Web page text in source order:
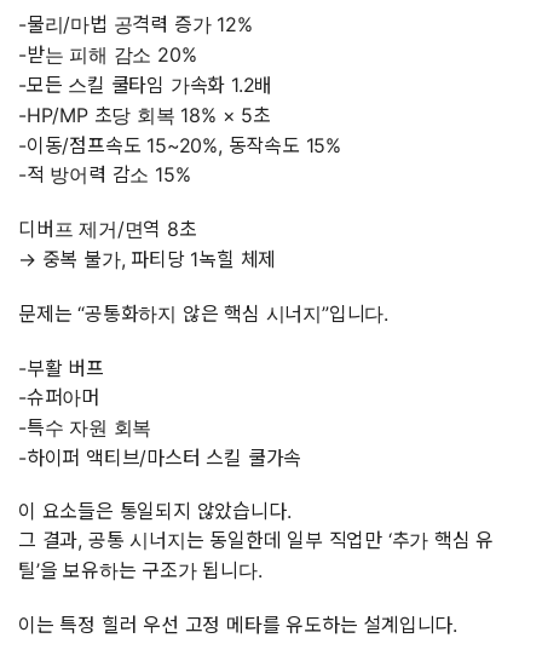
-물리/마법 공격력 증가 12%
-받는 피해 감소 20%
-모든 스킬 쿨타임 가속화 1.2배
-HP/MP 초당 회복 18% × 5초
-이동/점프속도 15~20%, 동작속도 15%
-적 방어력 감소 15%
디버프 제거/면역 8초
→ 중복 불가, 파티당 1녹힐 체제
문제는 “공통화하지 않은 핵심 시너지”입니다.
-부활 버프
-슈퍼아머
-특수 자원 회복
-하이퍼 액티브/마스터 스킬 쿨가속
이 요소들은 통일되지 않았습니다.
그 결과, 공통 시너지는 동일한데 일부 직업만 ‘추가 핵심 유
틸’을 보유하는 구조가 됩니다.
이는 특정 힐러 우선 고정 메타를 유도하는 설계입니다.